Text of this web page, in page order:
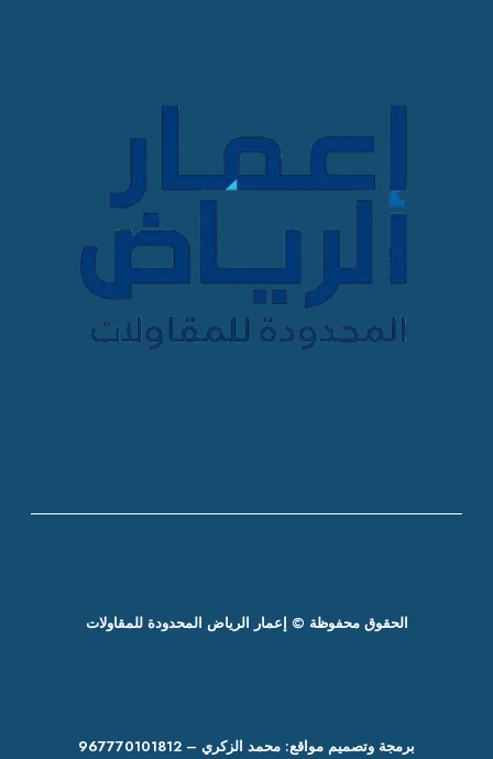
الحقوق محفوظة © إعمار الرياض المحدودة للمقاولات
برمجة وتصميم مواقع: محمد الزكري – 967770101812